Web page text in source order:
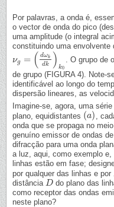
Por palavras, a onda é,
o vector de onda do pico
uma amplitude (o integral
constituindo uma
νg = ( dωk
dk ) k0
νg =(d ω kdk) k
. O grupo
de grupo (FIGURA 4). Note-
identificável ao longo do
dispersão lineares, as
Imagine-se, agora, uma série
plano, equidistantes (a)
(a)
,
onda que se propaga no
genuíno emissor de ondas
difracção para uma onda
a luz, aqui, como exemplo
linhas estão em fase;
por qualquer das linhas e por
distância D
D do plano das
como receptor das ondas
neste plano?